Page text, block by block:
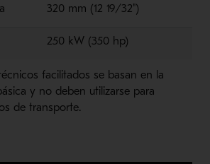
320 mm (12 19/32")
250 kW (350 hp)
facilitados se basan en la
y no deben utilizarse para
de transporte.